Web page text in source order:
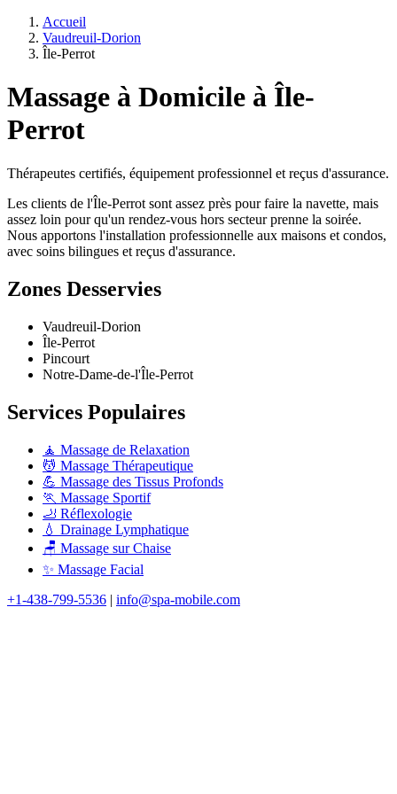
Accueil
Vaudreuil-Dorion
Île-Perrot
Massage à Domicile à Île-
Perrot
Thérapeutes certifiés, équipement professionnel et reçus d'assurance.
Les clients de l'Île-Perrot sont assez près pour faire la navette, mais
assez loin pour qu'un rendez-vous hors secteur prenne la soirée.
Nous apportons l'installation professionnelle aux maisons et condos,
avec soins bilingues et reçus d'assurance.
Zones Desservies
Vaudreuil-Dorion
Île-Perrot
Pincourt
Notre-Dame-de-l'Île-Perrot
Services Populaires
🧘 Massage de Relaxation
💆 Massage Thérapeutique
💪 Massage des Tissus Profonds
🏃 Massage Sportif
🦶 Réflexologie
💧 Drainage Lymphatique
🪑 Massage sur Chaise
✨ Massage Facial
+1-438-799-5536 | info@spa-mobile.com